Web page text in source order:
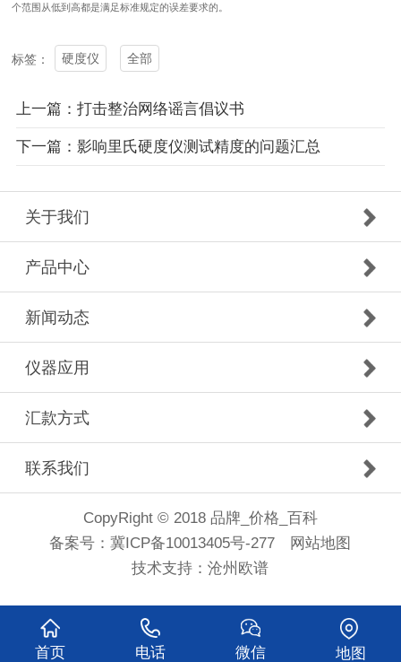
个范围从低到高都是满足标准规定的误差要求的。
标签： 硬度仪 全部
上一篇：打击整治网络谣言倡议书
下一篇：影响里氏硬度仪测试精度的问题汇总
关于我们
产品中心
新闻动态
仪器应用
汇款方式
联系我们
CopyRight © 2018 品牌_价格_百科
备案号：冀ICP备10013405号-277
网站地图
技术支持：沧州欧谱
首页 电话 微信 地图